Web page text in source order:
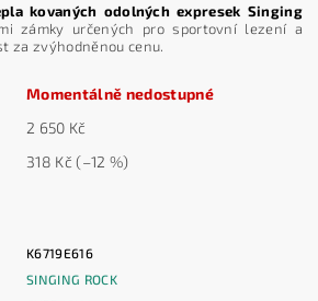
kovaných odolných expresek Singing
zámky určených pro sportovní lezení a
za zvýhodněnou cenu.
Momentálně nedostupné
2 650 Kč
318 Kč(–12 %)
K6719E616
SINGING ROCK